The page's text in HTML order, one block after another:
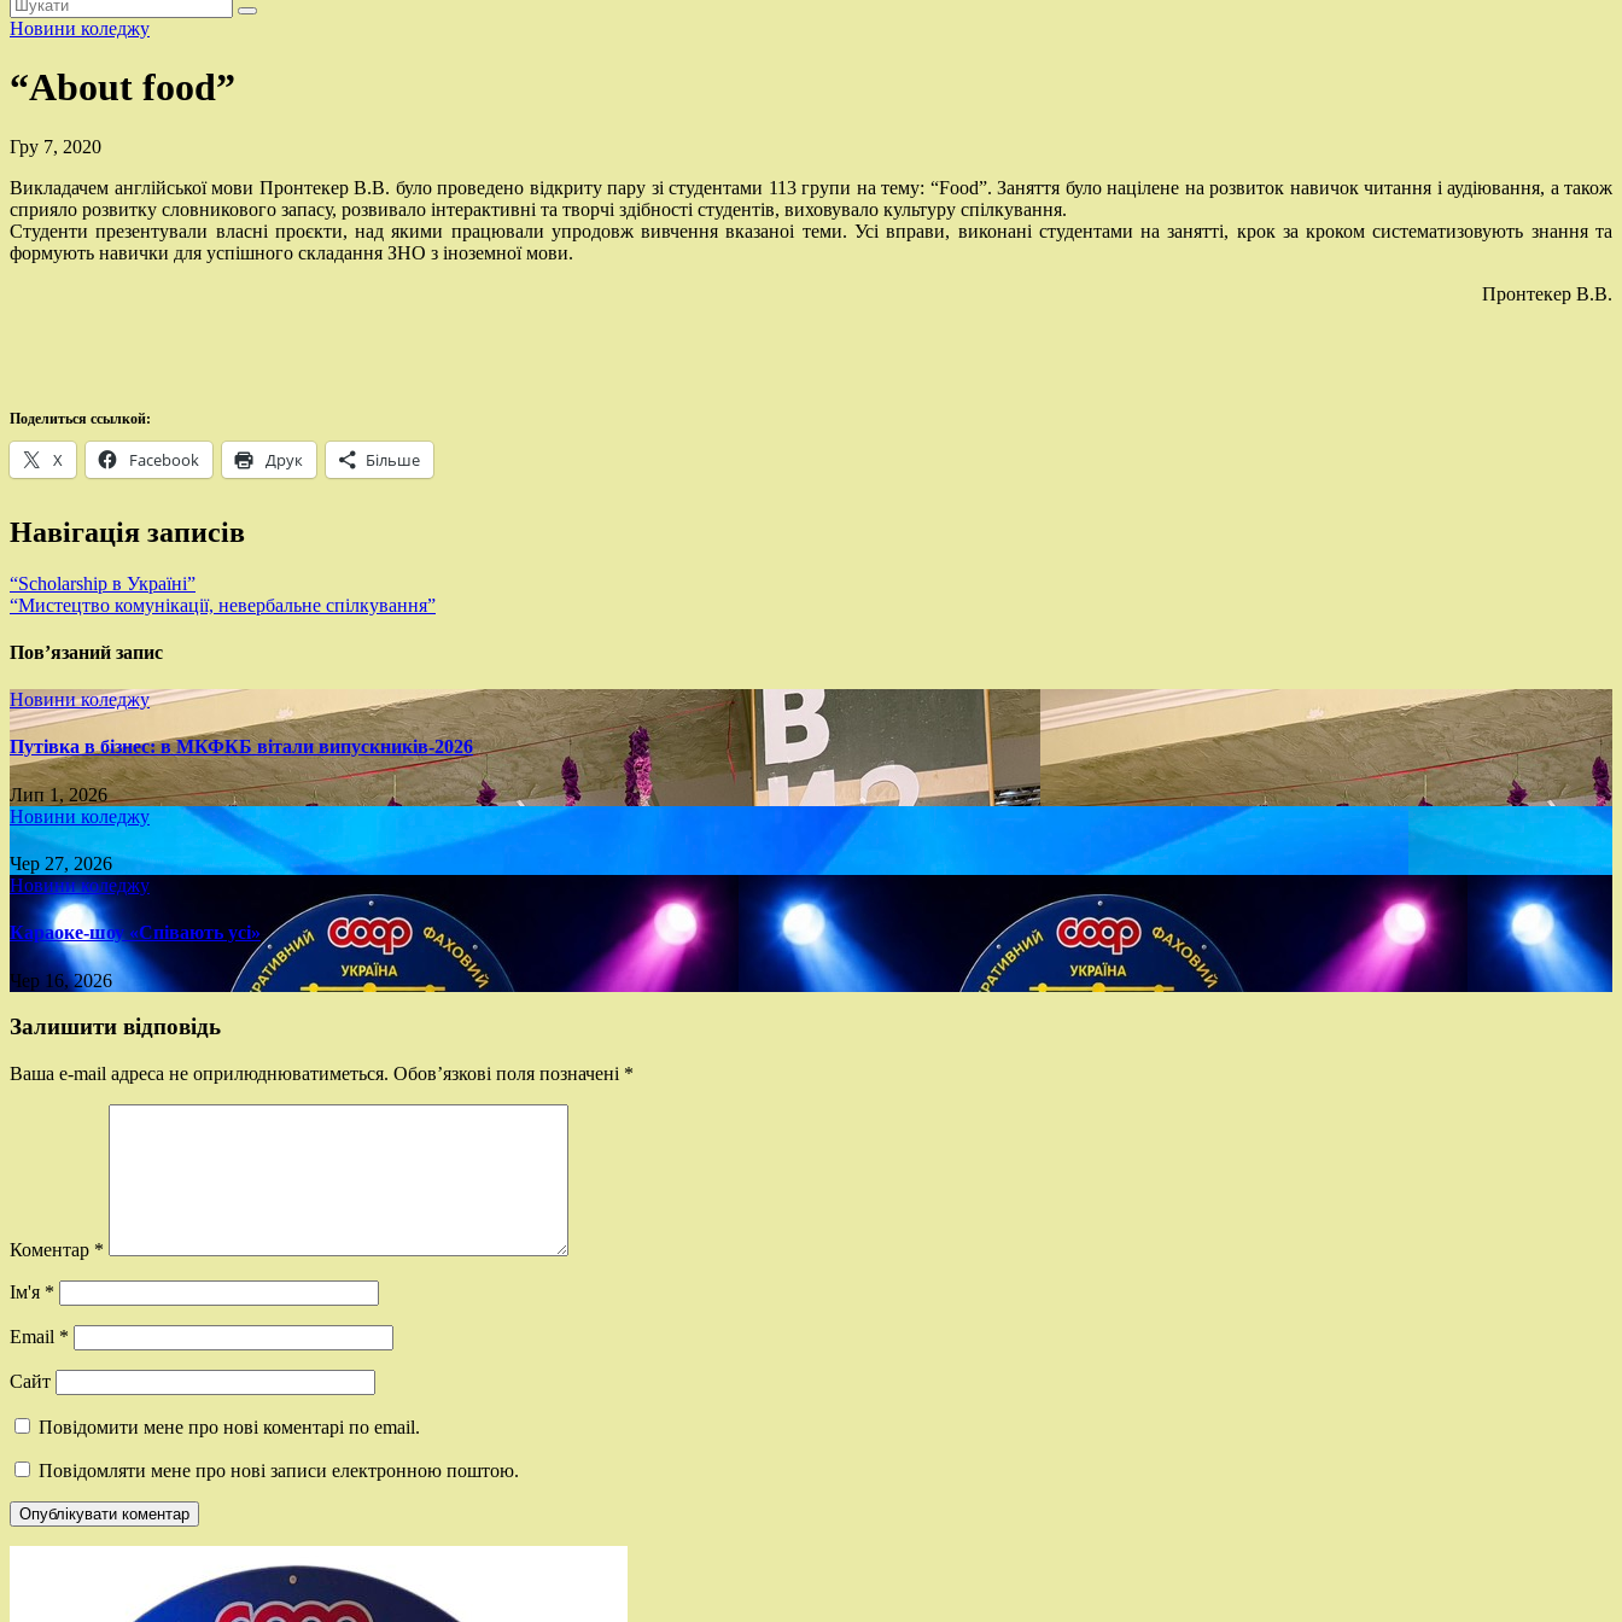
Новини коледжу
“About food”
Гру 7, 2020
Викладачем англійської мови Пронтекер В.В. було проведено відкриту пару зі студентами 113 групи на тему: “Food”. Заняття було націлене на розвиток навичок читання і аудіювання, а також
сприяло розвитку словникового запасу, розвивало інтерактивні та творчі здібності студентів, виховувало культуру спілкування.
Студенти презентували власні проєкти, над якими працювали упродовж вивчення вказаноі теми. Усі вправи, виконані студентами на занятті, крок за кроком систематизовують знання та
формують навички для успішного складання ЗНО з іноземної мови.
Пронтекер В.В.
Поделиться ссылкой:
X Facebook Друк Більше
Навігація записів
“Scholarship в Україні”
“Мистецтво комунікації, невербальне спілкування”
Пов’язаний запис
Новини коледжу
Путівка в бізнес: в МКФКБ вітали випускників-2026
Лип 1, 2026
Новини коледжу
Чер 27, 2026
Новини коледжу
Караоке-шоу «Співають усі»
Чер 16, 2026
Залишити відповідь
Ваша e-mail адреса не оприлюднюватиметься. Обов’язкові поля позначені *
Коментар *
Ім'я *
Email *
Сайт
Повідомити мене про нові коментарі по email.
Повідомляти мене про нові записи електронною поштою.